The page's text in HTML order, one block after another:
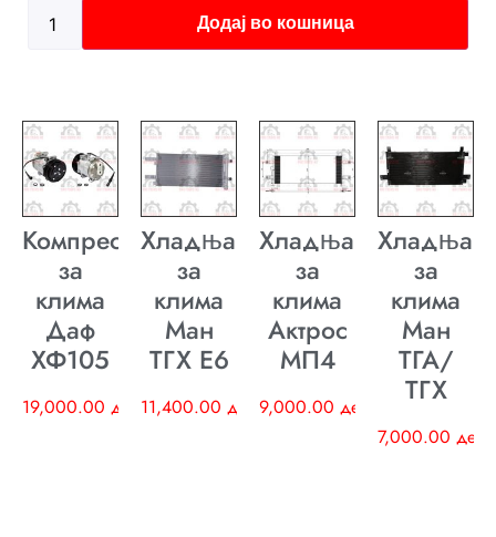
Додај во кошница
Компресор
за
клима
Даф
ХФ105
19,000.00 ден
Хладњак
за
клима
Ман
ТГХ E6
11,400.00 ден
Хладњак
за
клима
Актрос
МП4
9,000.00 ден
Хладњак
за
клима
Ман
ТГА/
ТГХ
7,000.00 ден